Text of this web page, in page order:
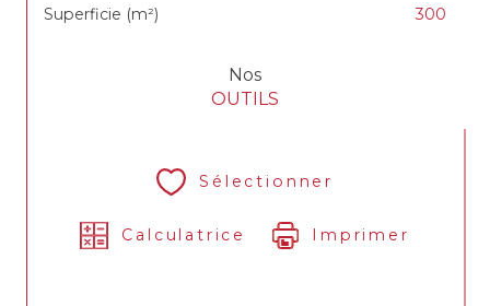
Superficie (m²) 300
Nos
OUTILS
Sélectionner
Calculatrice Imprimer